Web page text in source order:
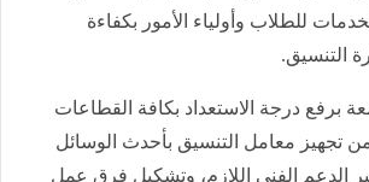
للطلاب وأولياء الأمور بكفاءة
التنسيق.
برفع درجة الاستعداد بكافة القطاعات
من تجهيز معامل التنسيق بأحدث الوسائل
الدعم الفني اللازم، وتشكيل فرق عمل